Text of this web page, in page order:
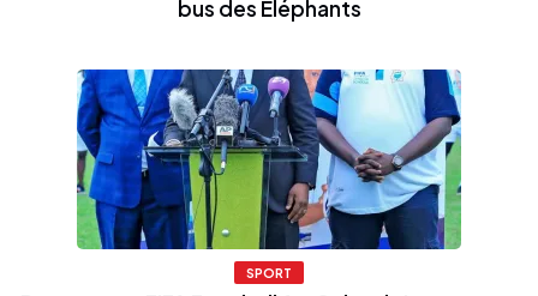
bus des Éléphants
SPORT